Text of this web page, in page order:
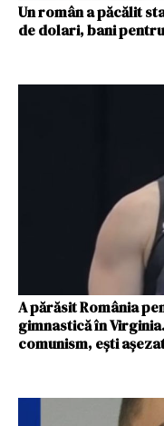
Un român a păcălit
de dolari, bani
A părăsit România
gimnastică în
comunism, ești